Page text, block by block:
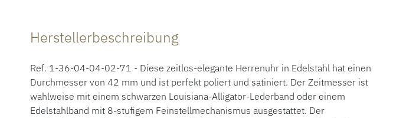
Herstellerbeschreibung
Ref. 1-36-04-04-02-71 - Diese zeitlos-elegante Herrenuhr in Edelstahl hat einen
Durchmesser von 42 mm und ist perfekt poliert und satiniert. Der Zeitmesser ist
wahlweise mit einem schwarzen Louisiana-Alligator-Lederband oder einem
Edelstahlband mit 8-stufigem Feinstellmechanismus ausgestattet. Der